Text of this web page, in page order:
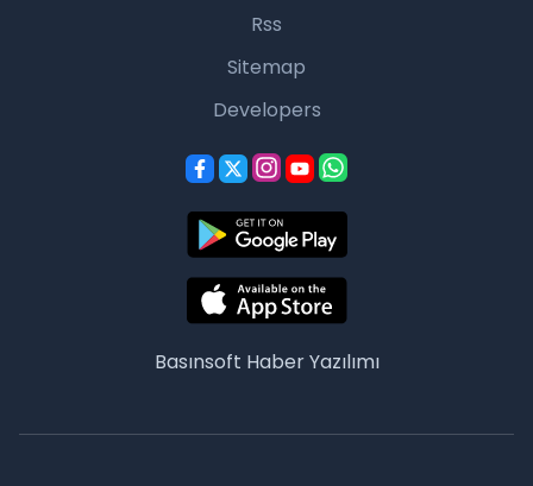
Rss
Sitemap
Developers
Basınsoft Haber Yazılımı